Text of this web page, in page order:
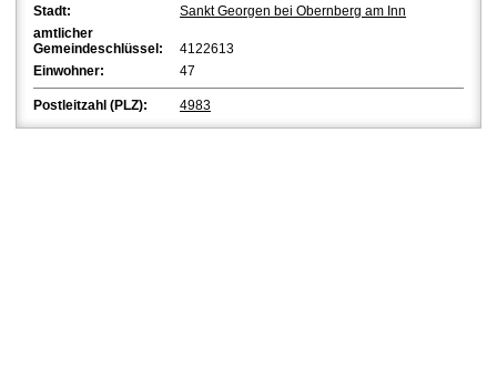
Stadt:
Sankt Georgen bei Obernberg am Inn
amtlicher
Gemeindeschlüssel:
4122613
Einwohner:
47
Postleitzahl (PLZ): 4983